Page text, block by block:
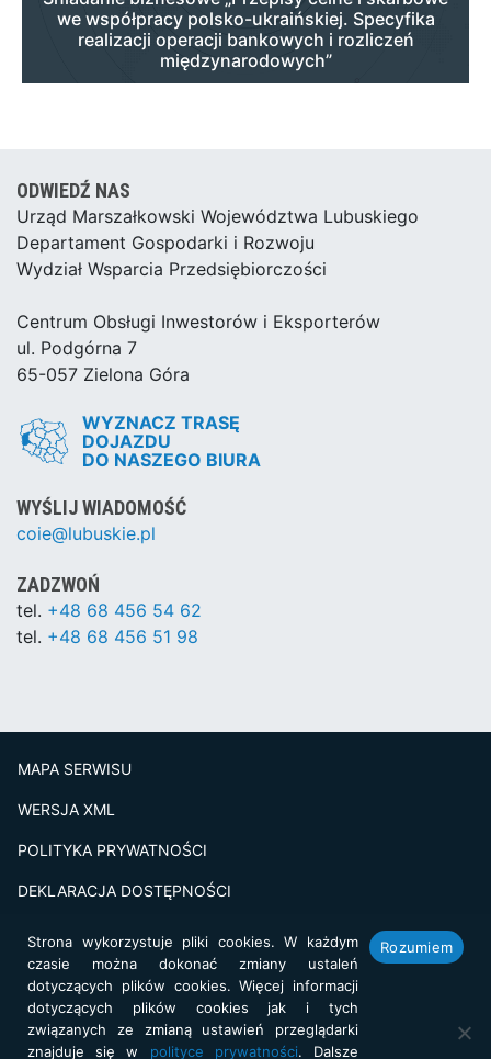
we współpracy polsko-ukraińskiej. Specyfika
realizacji operacji bankowych i rozliczeń
międzynarodowych”
ODWIEDŹ NAS
Urząd Marszałkowski Województwa Lubuskiego
Departament Gospodarki i Rozwoju
Wydział Wsparcia Przedsiębiorczości
Centrum Obsługi Inwestorów i Eksporterów
ul. Podgórna 7
65-057 Zielona Góra
WYZNACZ TRASĘ
DOJAZDU
DO NASZEGO BIURA
WYŚLIJ WIADOMOŚĆ
coie@lubuskie.pl
ZADZWOŃ
tel. +48 68 456 54 62
tel. +48 68 456 51 98
MAPA SERWISU
WERSJA XML
POLITYKA PRYWATNOŚCI
DEKLARACJA DOSTĘPNOŚCI
Projekt i realizacja: netkoncept.com
Strona wykorzystuje pliki cookies. W każdym
czasie można dokonać zmiany ustaleń
dotyczących plików cookies. Więcej informacji
dotyczących plików cookies jak i tych
związanych ze zmianą ustawień przeglądarki
znajduje się w polityce prywatności. Dalsze
Rozumiem